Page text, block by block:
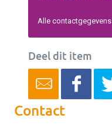
Alle contactgegevens
Deel dit item
Contact